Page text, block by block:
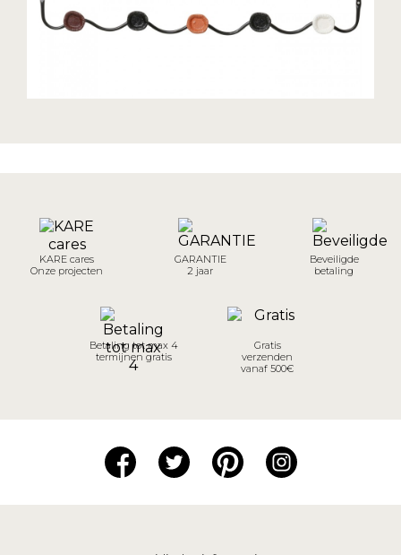
KARE cares
Onze projecten
GARANTIE
2 jaar
Beveiligde
betaling
Betaling tot max 4
termijnen gratis
Gratis
verzenden
vanaf 500€